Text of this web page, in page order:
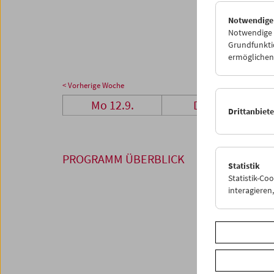
03
< Vorherige Woche
Mo 12.9. Di 13.9.
PROGRAMM ÜBERBLICK
Notwendige
Statistik
Statistik-